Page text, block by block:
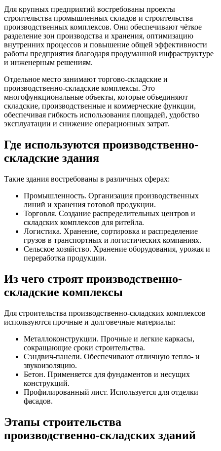
Для крупных предприятий востребованы проекты
строительства промышленных складов и строительства
производственных комплексов. Они обеспечивают чёткое
разделение зон производства и хранения, оптимизацию
внутренних процессов и повышение общей эффективности
работы предприятия благодаря продуманной инфраструктуре
и инженерным решениям.
Отдельное место занимают торгово-складские и
производственно-складские комплексы. Это
многофункциональные объекты, которые объединяют
складские, производственные и коммерческие функции,
обеспечивая гибкость использования площадей, удобство
эксплуатации и снижение операционных затрат.
Где используются производственно-
складские здания
Такие здания востребованы в различных сферах:
Промышленность. Организация производственных
линий и хранения готовой продукции.
Торговля. Создание распределительных центров и
складских комплексов для ритейла.
Логистика. Хранение, сортировка и распределение
грузов в транспортных и логистических компаниях.
Сельское хозяйство. Хранение оборудования, урожая и
переработка продукции.
Из чего строят производственно-
складские комплексы
Для строительства производственно-складских комплексов
используются прочные и долговечные материалы:
Металлоконструкции. Прочные и легкие каркасы,
сокращающие сроки строительства.
Сэндвич-панели. Обеспечивают отличную тепло- и
звукоизоляцию.
Бетон. Применяется для фундаментов и несущих
конструкций.
Профилированный лист. Используется для отделки
фасадов.
Этапы строительства
производственно-складских зданий